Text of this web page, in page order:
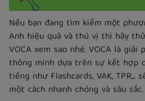
Nếu bạn đang tìm kiếm một
Anh hiệu quả và thú vị thì hãy
VOCA xem sao nhé. VOCA là
thông minh dựa trên sự kết hợp
tiếng như Flashcards, VAK,
một cách nhanh chóng và sâu sắc.